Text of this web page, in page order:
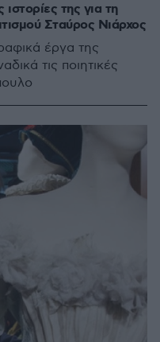
της για τη
Σταύρος Νιάρχος
έργα της
τις ποιητικές